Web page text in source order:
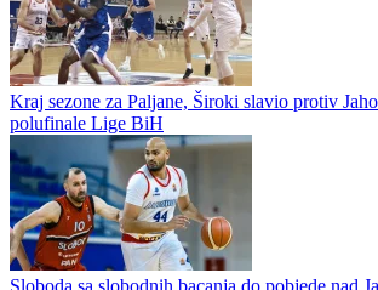
KK Jahorina istupio iz Prvenstva Bosne i
Košarkaški klub Jahorina neće naredne sezone
Prvenstvu Bosne i Hercegovine za košarkaše,
portalu iz ovog kluba. Kako nam je rečeno, oni
Košarkaški...